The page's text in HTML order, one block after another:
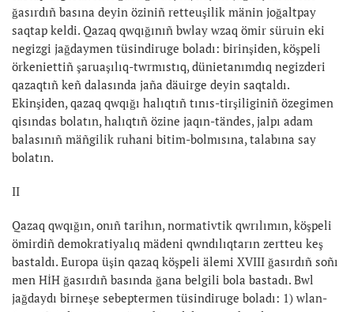
ğasırdıñ basına deyin öziniñ retteuşilik mänin joğaltpay
saqtap keldi. Qazaq qwqığınıñ bwlay wzaq ömir süruin eki
negizgi jağdaymen tüsindiruge boladı: birinşiden, köşpeli
örkeniettiñ şaruaşılıq-twrmıstıq, dünietanımdıq negizderi
qazaqtıñ keñ dalasında jaña däuirge deyin saqtaldı.
Ekinşiden, qazaq qwqığı halıqtıñ tınıs-tirşiliginiñ özegimen
qisındas bolatın, halıqtıñ özine jaqın-tändes, jalpı adam
balasınıñ mäñgilik ruhani bitim-bolmısına, talabına say
bolatın.
II
Qazaq qwqığın, onıñ tarihın, normativtik qwrılımın, köşpeli
ömirdiñ demokratiyalıq mädeni qwndılıqtarın zertteu keş
bastaldı. Europa üşin qazaq köşpeli älemi XVIII ğasırdıñ soñı
men HİH ğasırdıñ basında ğana belgili bola bastadı. Bwl
jağdaydı birneşe sebeptermen tüsindiruge boladı: 1) wlan-